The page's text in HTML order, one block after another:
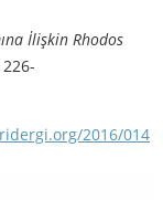
İlişkin Rhodos
2016/014